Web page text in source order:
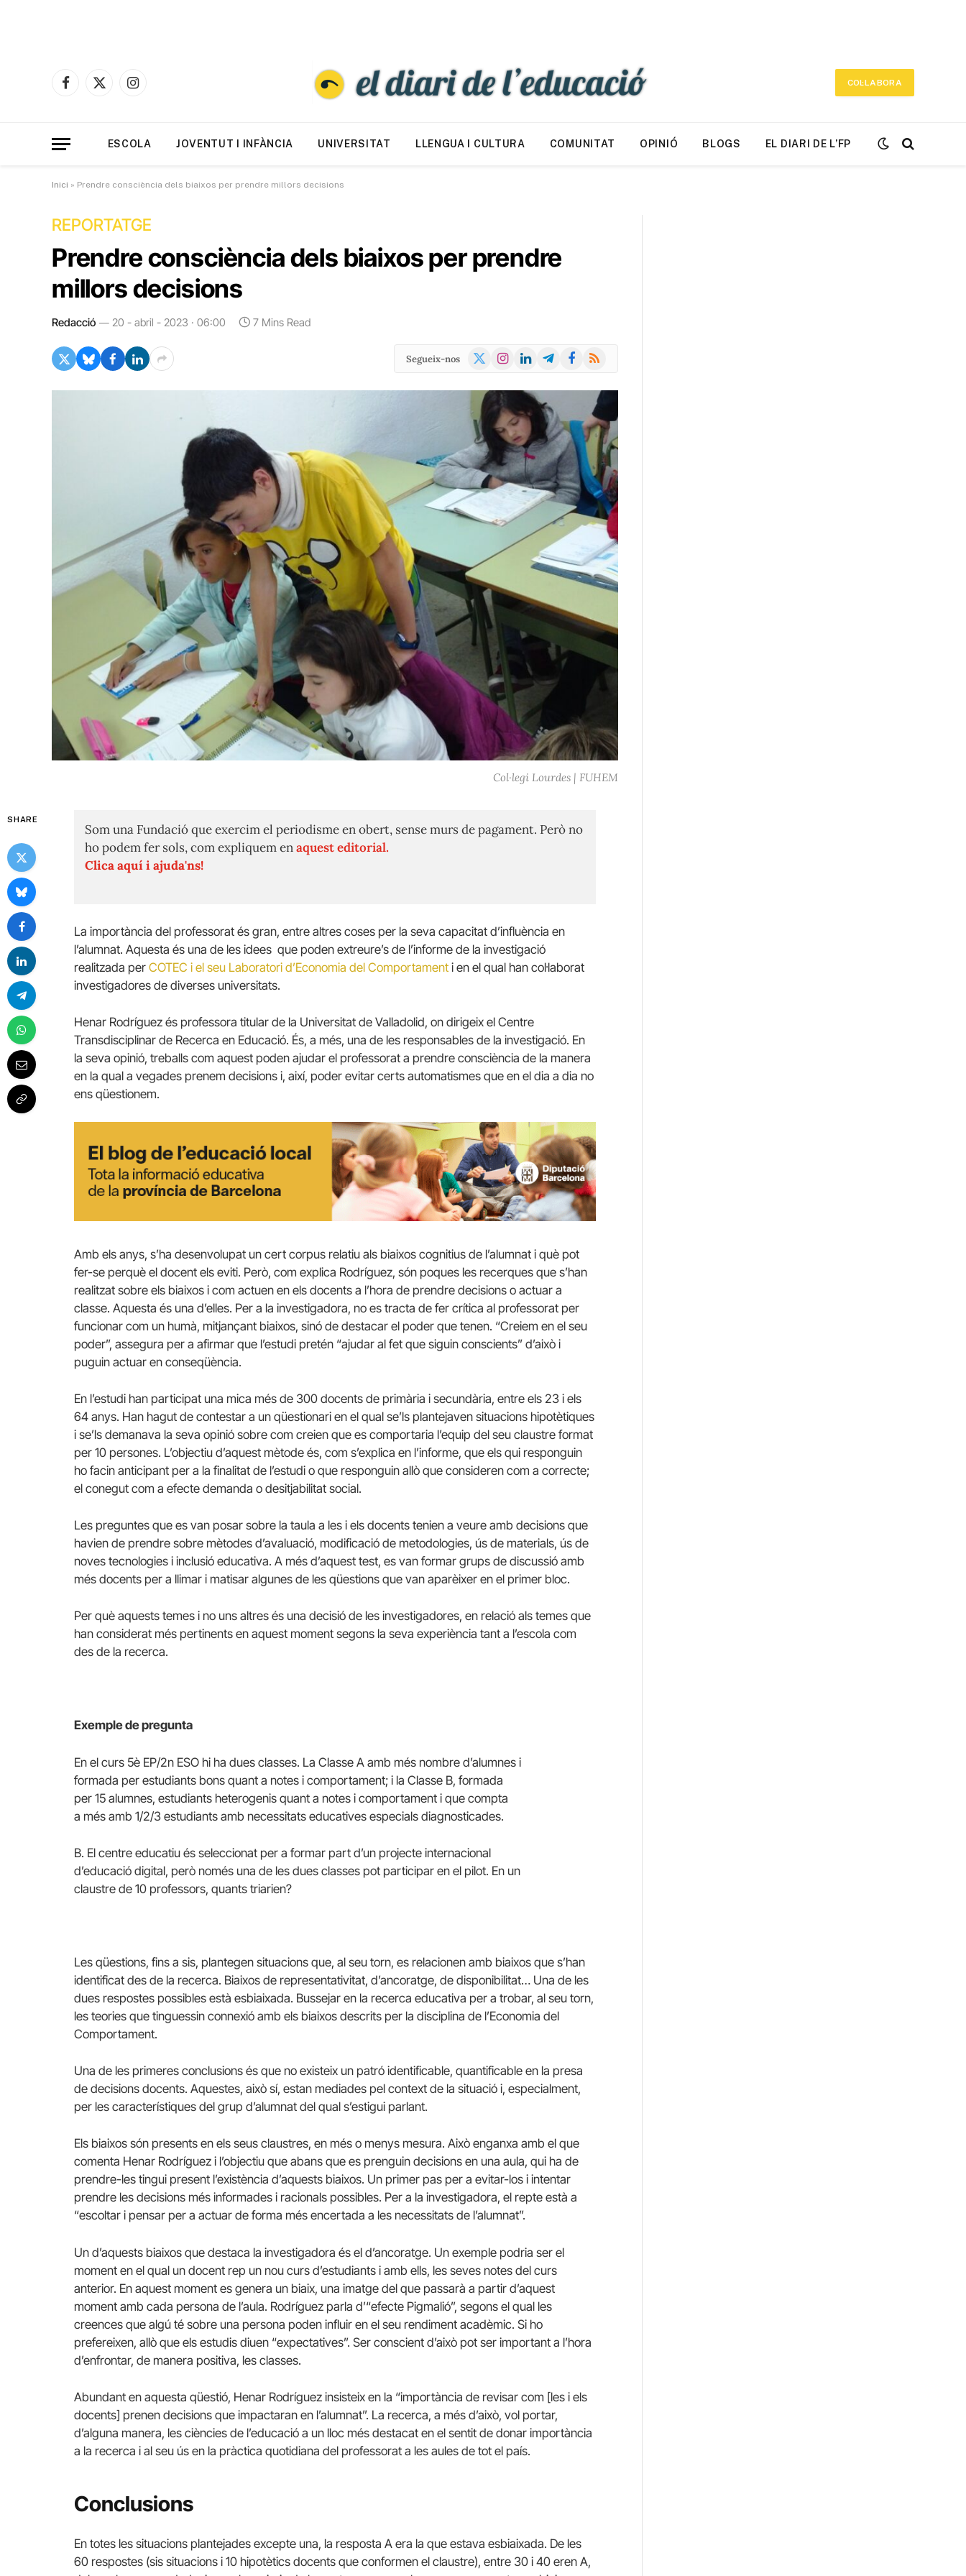
Facebook
X
Instagram
COL·LABORA
ESCOLA JOVENTUT I INFÀNCIA UNIVERSITAT LLENGUA I CULTURA COMUNITAT OPINIÓ BLOGS EL DIARI DE L’FP
Inici » Prendre consciència dels biaixos per prendre millors decisions
REPORTATGE
Prendre consciència dels biaixos per prendre
millors decisions
Redacció 20 - abril - 2023 · 06:00 7 Mins Read
Segueix-nos
X
Instagram
LinkedInTelegramFacebook
RSS
Col·legi Lourdes | FUHEM
SHARE
Som una Fundació que exercim el periodisme en obert, sense murs de pagament. Però no
ho podem fer sols, com expliquem enaquest editorial.
Clica aquí i ajuda'ns!
La importància del professorat és gran, entre altres coses per la seva capacitat d’influència en
l’alumnat. Aquesta és una de les idees que poden extreure’s de l’informe de la investigació
realitzada per COTEC i el seu Laboratori d’Economia del Comportament i en el qual han col·laborat
investigadores de diverses universitats.
Henar Rodríguez és professora titular de la Universitat de Valladolid, on dirigeix el Centre
Transdisciplinar de Recerca en Educació. És, a més, una de les responsables de la investigació. En
la seva opinió, treballs com aquest poden ajudar el professorat a prendre consciència de la manera
en la qual a vegades prenem decisions i, així, poder evitar certs automatismes que en el dia a dia no
ens qüestionem.
Amb els anys, s’ha desenvolupat un cert corpus relatiu als biaixos cognitius de l’alumnat i què pot
fer-se perquè el docent els eviti. Però, com explica Rodríguez, són poques les recerques que s’han
realitzat sobre els biaixos i com actuen en els docents a l’hora de prendre decisions o actuar a
classe. Aquesta és una d’elles. Per a la investigadora, no es tracta de fer crítica al professorat per
funcionar com un humà, mitjançant biaixos, sinó de destacar el poder que tenen. “Creiem en el seu
poder”, assegura per a afirmar que l’estudi pretén “ajudar al fet que siguin conscients” d’això i
puguin actuar en conseqüència.
En l’estudi han participat una mica més de 300 docents de primària i secundària, entre els 23 i els
64 anys. Han hagut de contestar a un qüestionari en el qual se’ls plantejaven situacions hipotètiques
i se’ls demanava la seva opinió sobre com creien que es comportaria l’equip del seu claustre format
per 10 persones. L’objectiu d’aquest mètode és, com s’explica en l’informe, que els qui responguin
ho facin anticipant per a la finalitat de l’estudi o que responguin allò que consideren com a correcte;
el conegut com a efecte demanda o desitjabilitat social.
Les preguntes que es van posar sobre la taula a les i els docents tenien a veure amb decisions que
havien de prendre sobre mètodes d’avaluació, modificació de metodologies, ús de materials, ús de
noves tecnologies i inclusió educativa. A més d’aquest test, es van formar grups de discussió amb
més docents per a llimar i matisar algunes de les qüestions que van aparèixer en el primer bloc.
Per què aquests temes i no uns altres és una decisió de les investigadores, en relació als temes que
han considerat més pertinents en aquest moment segons la seva experiència tant a l’escola com
des de la recerca.
Exemple de pregunta
En el curs 5è EP/2n ESO hi ha dues classes. La Classe A amb més nombre d’alumnes i
formada per estudiants bons quant a notes i comportament; i la Classe B, formada
per 15 alumnes, estudiants heterogenis quant a notes i comportament i que compta
a més amb 1/2/3 estudiants amb necessitats educatives especials diagnosticades.
B. El centre educatiu és seleccionat per a formar part d’un projecte internacional
d’educació digital, però només una de les dues classes pot participar en el pilot. En un
claustre de 10 professors, quants triarien?
Les qüestions, fins a sis, plantegen situacions que, al seu torn, es relacionen amb biaixos que s’han
identificat des de la recerca. Biaixos de representativitat, d’ancoratge, de disponibilitat… Una de les
dues respostes possibles està esbiaixada. Bussejar en la recerca educativa per a trobar, al seu torn,
les teories que tinguessin connexió amb els biaixos descrits per la disciplina de l’Economia del
Comportament.
Una de les primeres conclusions és que no existeix un patró identificable, quantificable en la presa
de decisions docents. Aquestes, això sí, estan mediades pel context de la situació i, especialment,
per les característiques del grup d’alumnat del qual s’estigui parlant.
Els biaixos són presents en els seus claustres, en més o menys mesura. Això enganxa amb el que
comenta Henar Rodríguez i l’objectiu que abans que es prenguin decisions en una aula, qui ha de
prendre-les tingui present l’existència d’aquests biaixos. Un primer pas per a evitar-los i intentar
prendre les decisions més informades i racionals possibles. Per a la investigadora, el repte està a
“escoltar i pensar per a actuar de forma més encertada a les necessitats de l’alumnat”.
Un d’aquests biaixos que destaca la investigadora és el d’ancoratge. Un exemple podria ser el
moment en el qual un docent rep un nou curs d’estudiants i amb ells, les seves notes del curs
anterior. En aquest moment es genera un biaix, una imatge del que passarà a partir d’aquest
moment amb cada persona de l’aula. Rodríguez parla d’“efecte Pigmalió”, segons el qual les
creences que algú té sobre una persona poden influir en el seu rendiment acadèmic. Si ho
prefereixen, allò que els estudis diuen “expectatives”. Ser conscient d’això pot ser important a l’hora
d’enfrontar, de manera positiva, les classes.
Abundant en aquesta qüestió, Henar Rodríguez insisteix en la “importància de revisar com [les i els
docents] prenen decisions que impactaran en l’alumnat”. La recerca, a més d’això, vol portar,
d’alguna manera, les ciències de l’educació a un lloc més destacat en el sentit de donar importància
a la recerca i al seu ús en la pràctica quotidiana del professorat a les aules de tot el país.
Conclusions
En totes les situacions plantejades excepte una, la resposta A era la que estava esbiaixada. De les
60 respostes (sis situacions i 10 hipotètics docents que conformen el claustre), entre 30 i 40 eren A,